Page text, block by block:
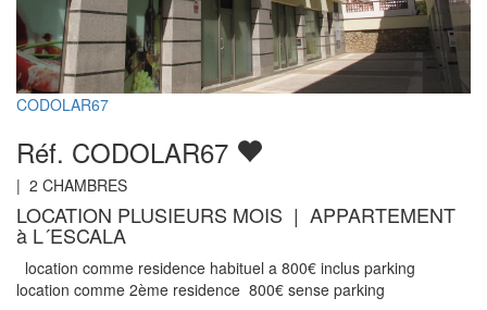
CODOLAR67
Réf. CODOLAR67
| 2 CHAMBRES
LOCATION PLUSIEURS MOIS | APPARTEMENT
à L´ESCALA
location comme residence habituel a 800€ inclus parking
location comme 2ème residence 800€ sense parking